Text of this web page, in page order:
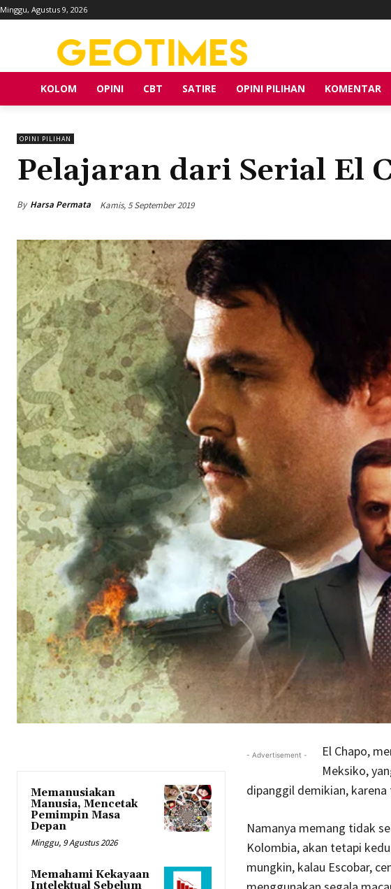
Minggu, Agustus 9, 2026
KOLOM OPINI CBT SATIRE OPINI PILIHAN KOMENTAR
OPINI PILIHAN
Pelajaran dari Serial El
By Harsa Permata Kamis, 5 September 2019
Memanusiakan
Manusia, Mencetak
Pemimpin Masa
Depan
Minggu, 9 Agustus 2026
Memahami Kekayaan
Intelektual Sebelum
- Advertisement -
El Chapo,
Meksiko,
dipanggil demikian,
Namanya memang tidak
Kolombia, akan tetapi
mungkin, kalau Escobar,